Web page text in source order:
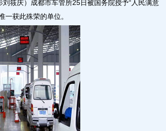
庆）成都市车管所25日被国务院授予“人民满意
一获此殊荣的单位。